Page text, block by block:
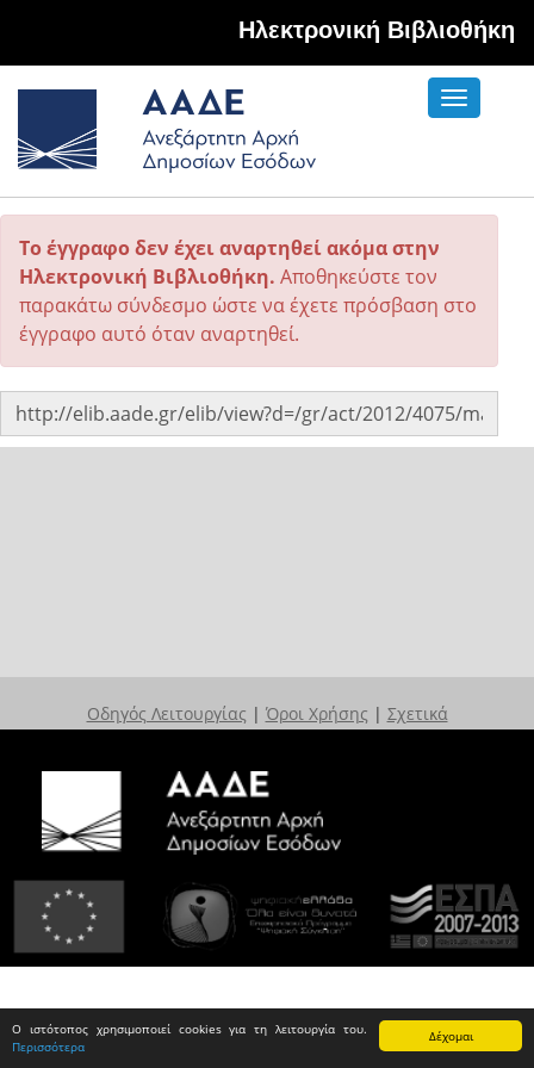
Δέχομαι
Ο ιστότοπος χρησιμοποιεί cookies για τη λειτουργία του.
Περισσότερα
Hλεκτρονική Βιβλιοθήκη
Toggle
Το έγγραφο δεν έχει αναρτηθεί ακόμα στην
Ηλεκτρονική Βιβλιοθήκη. Αποθηκεύστε τον
παρακάτω σύνδεσμο ώστε να έχετε πρόσβαση στο
έγγραφο αυτό όταν αναρτηθεί.
Οδηγός Λειτουργίας | Όροι Χρήσης | Σχετικά